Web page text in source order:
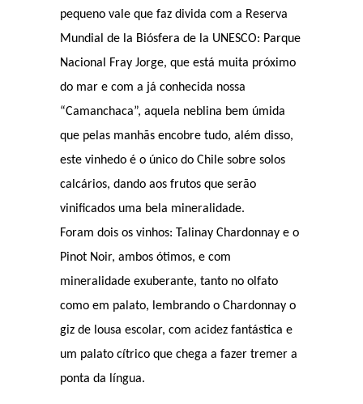
pequeno vale que faz divida com a Reserva
Mundial de la Biósfera de la UNESCO: Parque
Nacional Fray Jorge, que está muita próximo
do mar e com a já conhecida nossa
“Camanchaca”, aquela neblina bem úmida
que pelas manhãs encobre tudo, além disso,
este vinhedo é o único do Chile sobre solos
calcários, dando aos frutos que serão
vinificados uma bela mineralidade.
Foram dois os vinhos: Talinay Chardonnay e o
Pinot Noir, ambos ótimos, e com
mineralidade exuberante, tanto no olfato
como em palato, lembrando o Chardonnay o
giz de lousa escolar, com acidez fantástica e
um palato cítrico que chega a fazer tremer a
ponta da língua.